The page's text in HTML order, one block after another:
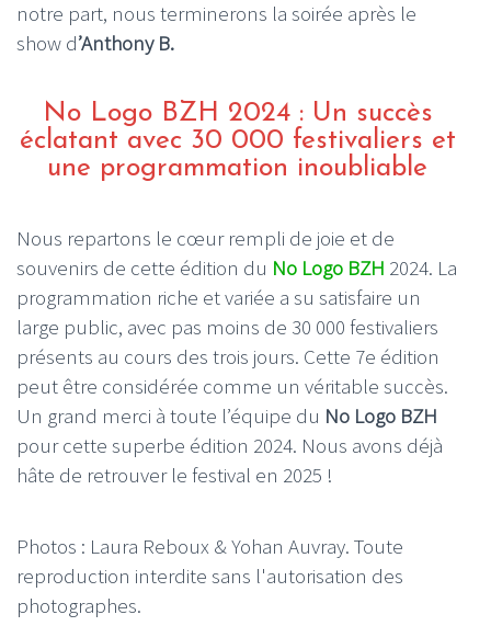
notre part, nous terminerons la soirée après le
show d’Anthony B.
No Logo BZH 2024 : Un succès
éclatant avec 30 000 festivaliers et
une programmation inoubliable
Nous repartons le cœur rempli de joie et de
souvenirs de cette édition du No Logo BZH 2024. La
programmation riche et variée a su satisfaire un
large public, avec pas moins de 30 000 festivaliers
présents au cours des trois jours. Cette 7e édition
peut être considérée comme un véritable succès.
Un grand merci à toute l’équipe du No Logo BZH
pour cette superbe édition 2024. Nous avons déjà
hâte de retrouver le festival en 2025 !
Photos : Laura Reboux & Yohan Auvray. Toute
reproduction interdite sans l'autorisation des
photographes.